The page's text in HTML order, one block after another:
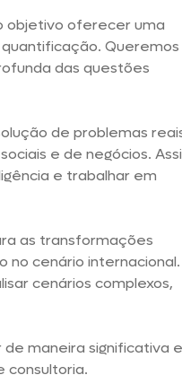
objetivo oferecer uma
Queremos
das questões
de problemas
e de negócios.
e trabalhar em
as transformações
no cenário internacional.
cenários complexos,
maneira significativa
consultoria.